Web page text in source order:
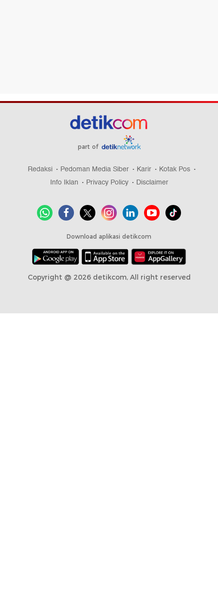
part of
Redaksi Pedoman Media Siber Karir
Kotak Pos
Info Iklan
Privacy Policy Disclaimer
Download aplikasi detikcom
Copyright @ 2026 detikcom, All right reserved